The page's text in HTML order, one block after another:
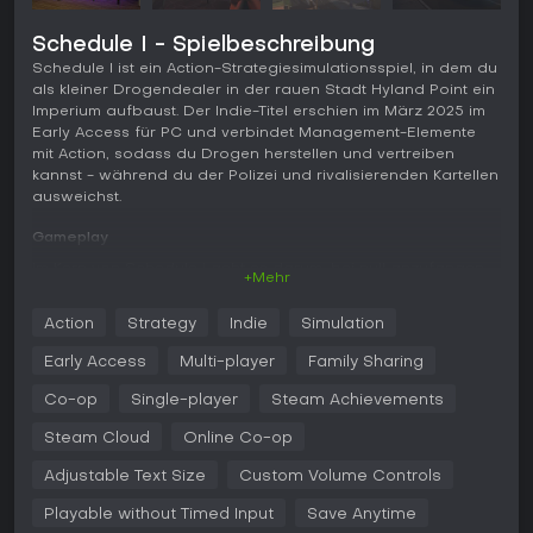
Schedule I - Spielbeschreibung
Schedule I ist ein Action-Strategiesimulationsspiel, in dem du
als kleiner Drogendealer in der rauen Stadt Hyland Point ein
Imperium aufbaust. Der Indie-Titel erschien im März 2025 im
Early Access für PC und verbindet Management-Elemente
mit Action, sodass du Drogen herstellen und vertreiben
kannst - während du der Polizei und rivalisierenden Kartellen
ausweichst.
Gameplay
Herstellungsprozessen und entdeckst spezielle Rezepte für
Varianten mit besonderen Eigenschaften. Beim Vertrieb
oder im Auto durch die Stadt fährst - oder stellst Dealer ein,
Geschäfte, um zu skalieren, nimmst Mitarbeiter wie
Produktions- und Vertriebsketten ein. Kämpfe entbrennen
+Mehr
Action Strategy Indie Simulation
Early Access Multi-player Family Sharing
Co-op Single-player Steam Achievements
Steam Cloud Online Co-op
Adjustable Text Size Custom Volume Controls
Playable without Timed Input Save Anytime